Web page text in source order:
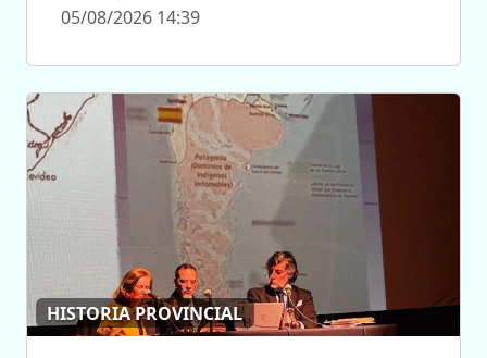
05/08/2026 14:39
HISTORIA PROVINCIAL